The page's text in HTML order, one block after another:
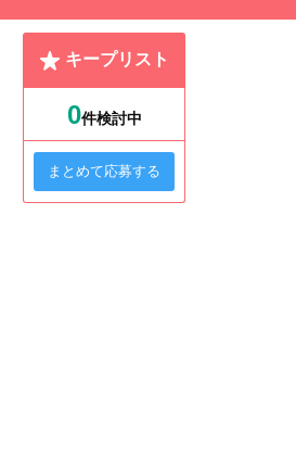
キープリスト
0件検討中
まとめて応募する